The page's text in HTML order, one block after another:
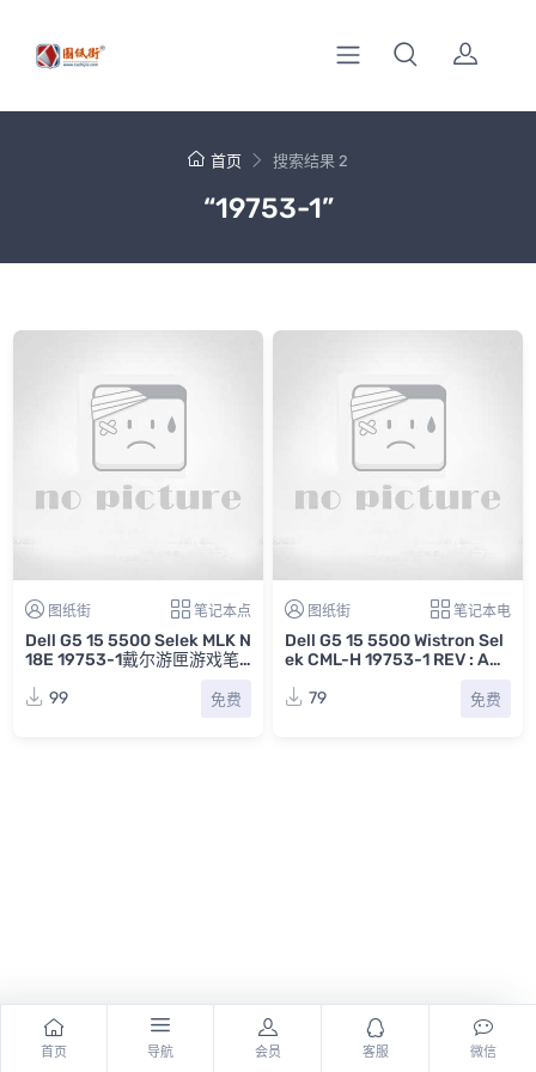
首页 搜索结果 2
“19753-1”
图纸街 笔记本点
Dell G5 15 5500 Selek MLK N
18E 19753-1戴尔游匣游戏笔
99
免费
图纸街 笔记本电
Dell G5 15 5500 Wistron Sel
ek CML-H 19753-1 REV : A00
电路图
79 免费
首页 导航 会员 客服 微信